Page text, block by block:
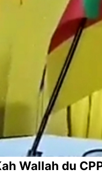
Wallah du